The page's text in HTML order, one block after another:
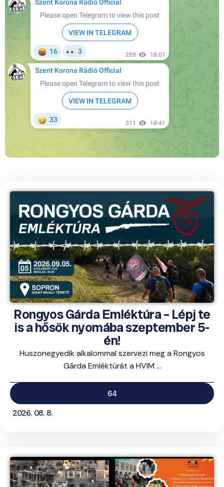
Rongyos Gárda Emléktúra – Lépj te
is a hősök nyomába szeptember 5-
én!
Huszonegyedik alkalommal szervezi meg a Rongyos
Gárda Emléktúrát a HVIM ...
64
2026. 08. 8.